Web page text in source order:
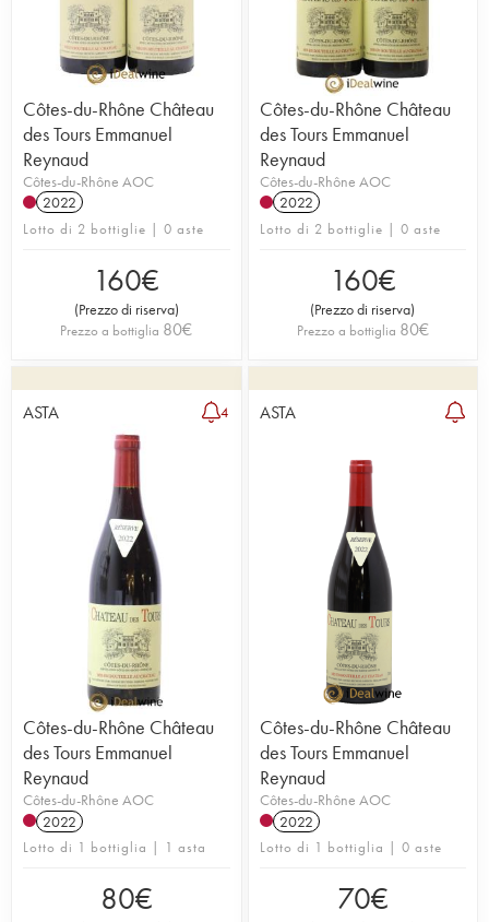
Côtes-du-Rhône Château
des Tours Emmanuel
Reynaud
Côtes-du-Rhône AOC
2022
Lotto di 2 bottiglie | 0 aste
160€
(Prezzo di riserva)
Prezzo a bottiglia 80€
Côtes-du-Rhône Château
des Tours Emmanuel
Reynaud
Côtes-du-Rhône AOC
2022
Lotto di 2 bottiglie | 0 aste
160€
(Prezzo di riserva)
Prezzo a bottiglia 80€
ASTA 4
Côtes-du-Rhône Château
des Tours Emmanuel
Reynaud
Côtes-du-Rhône AOC
2022
Lotto di 1 bottiglia | 1 asta
80€
ASTA
Côtes-du-Rhône Château
des Tours Emmanuel
Reynaud
Côtes-du-Rhône AOC
2022
Lotto di 1 bottiglia | 0 aste
70€